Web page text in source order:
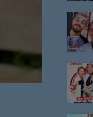
Retiens La Nuit
22:00 - 23:59
Musique Non Stop